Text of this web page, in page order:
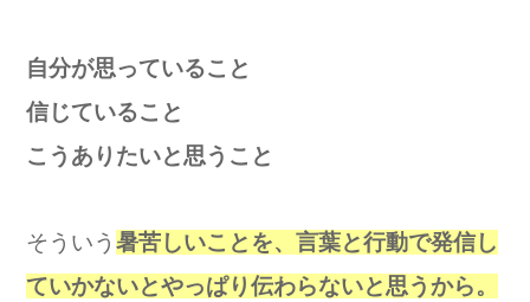
自分が思っていること
信じていること
こうありたいと思うこと
そういう 暑苦しいことを、言葉と行動で発信し
ていかないとやっぱり伝わらないと思うから。